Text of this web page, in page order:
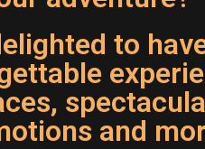
to
and